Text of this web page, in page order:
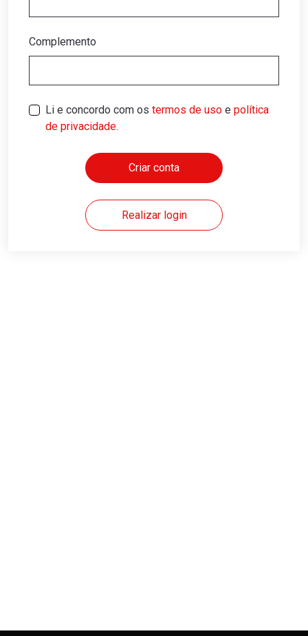
Complemento
Li e concordo com os termos de uso e política
de privacidade.
Criar conta
Realizar login